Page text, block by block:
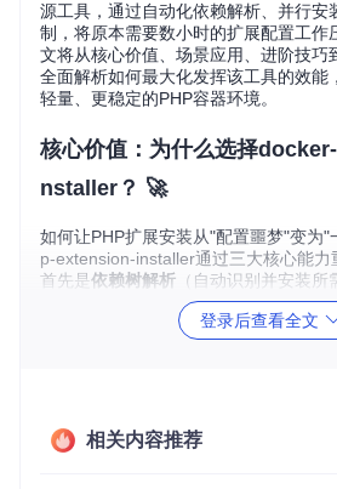
源工具，通过自动化依赖解析、并行安
制，将原本需要数小时的扩展配置工作
文将从核心价值、场景应用、进阶技巧
全面解析如何最大化发挥该工具的效能
轻量、更稳定的PHP容器环境。
核心价值：为什么选择
nstaller？ 🚀
如何让PHP扩展安装从"配置噩梦"变为
p-extension-installer通过三大核心能力
首先是依赖树解析 （自动识别并安装
够智能分析每个扩展的底层依赖，避免
g等系统库的繁琐工作；其次是层缓存优
安装合并为单一图层，相比传统逐个安
像体积减少30%-50%的显著优化。
登录后查看全文
相关内容推荐